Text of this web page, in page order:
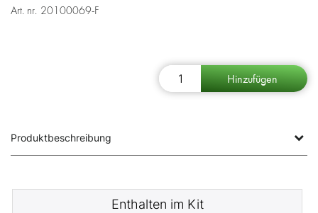
Art. nr. 20100069-F
Produktbeschreibung
Enthalten im Kit